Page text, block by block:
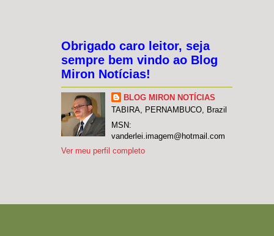
Obrigado caro leitor, seja
sempre bem vindo ao Blog
Miron Notícias!
BLOG MIRON NOTÍCIAS
TABIRA, PERNAMBUCO, Brazil
MSN:
vanderlei.imagem@hotmail.com
Ver meu perfil completo